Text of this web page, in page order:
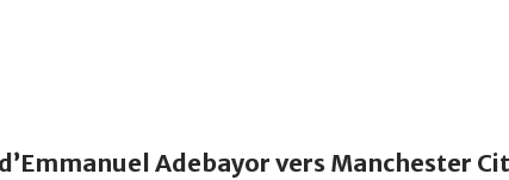
Adebayor vers Manchester